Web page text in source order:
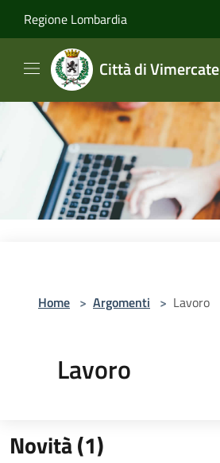
Regione Lombardia
Città di Vimercate
Home > Argomenti > Lavoro
Lavoro
Novità (1)